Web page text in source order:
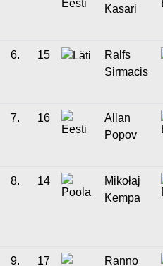
Kasari
6. 15
Ralfs
Sirmacis
7. 16
Allan
Popov
8. 14
Mikołaj
Kempa
9. 17
Ranno